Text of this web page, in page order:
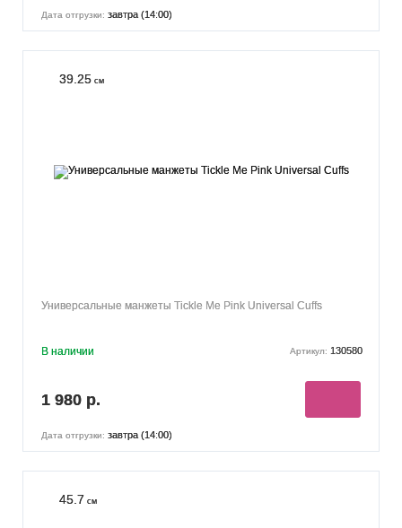
Дата отгрузки: завтра (14:00)
39.25 см
Универсальные манжеты Tickle Me Pink Universal Cuffs
В наличии Артикул: 130580
1 980 р.
Дата отгрузки: завтра (14:00)
45.7 см